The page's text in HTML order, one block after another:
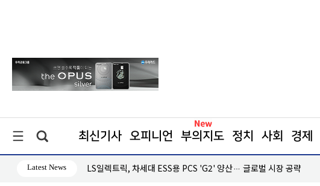
최신기사 오피니언 부의지도 정치 사회 경제
Latest News
자 지속 LS일렉트릭, 차세대 ESS용 PCS 'G2' 양산… 글로벌 시장 공략